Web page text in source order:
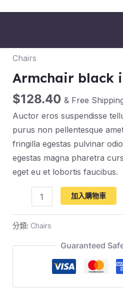
主
Chairs
Armchair black
$128.40 & Free
Auctor eros suspendisse
purus non pellentesque
fringilla egestas pulvinar
egestas magna pharetra
eget eu et lobortis faucibus.
in
wood
量
加入購物車
分類: Chairs
Guaranteed